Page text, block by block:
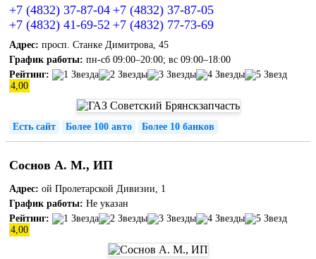
+7 (4832) 37-87-04 +7 (4832) 37-87-05
+7 (4832) 41-69-52 +7 (4832) 77-73-69
Адрес: просп. Станке Димитрова, 45
График работы: пн-сб 09:00–20:00; вс 09:00–18:00
Рейтинг:
4,00
Есть сайт Более 100 авто Более 10 банков
Соснов А. М., ИП
Адрес: ой Пролетарской Дивизии, 1
График работы: Не указан
Рейтинг:
4,00